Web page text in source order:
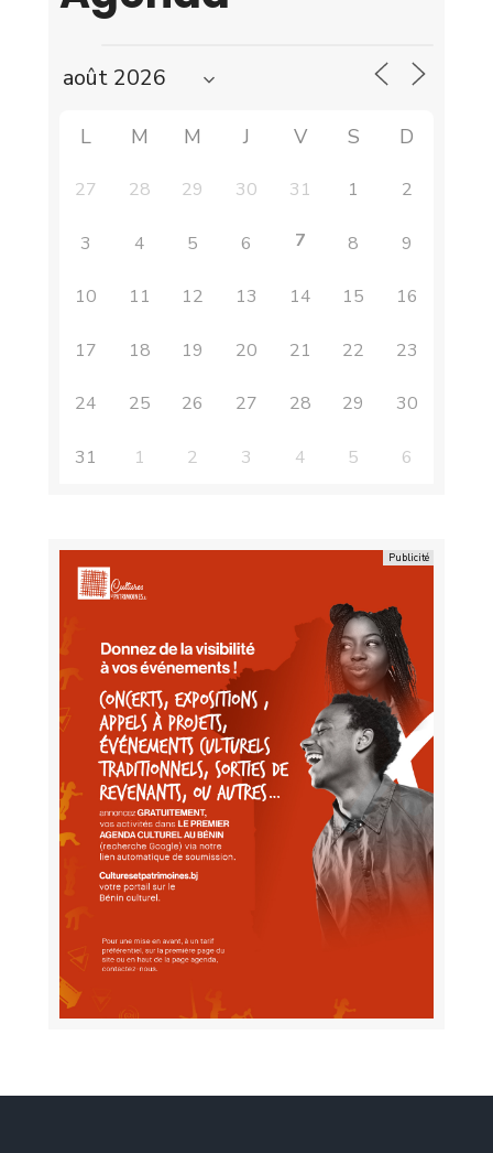
L M M J V S D
27 28 29 30 31 1 2
3 4 5 6 7 8 9
10 11 12 13 14 15 16
17 18 19 20 21 22 23
24 25 26 27 28 29 30
31 1 2 3 4 5 6